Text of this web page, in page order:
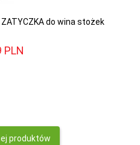
do wina stożek
PLN
produktów